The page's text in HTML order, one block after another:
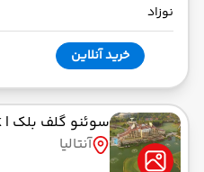
نوزاد
خرید آنلاین
سوئنو گلف بلک | SUENO GOLF BELEK
آنتالیا